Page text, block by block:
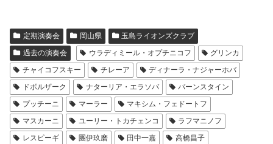
定期演奏会 岡山県
玉島ライオンズクラブ
過去の演奏会
ウラディミール・オプチニコフ
グリンカ
チャイコフスキー
チレーア
ディナーラ・ナジャーホバ
ドボルザーク
ナターリア・エラソバ
バーンスタイン
プッチーニ
マーラー
マキシム・フェドートフ
マスカーニ
ユーリー・トカチェンコ
ラフマニノフ
レスピーギ
團伊玖磨 田中一嘉 高橋昌子